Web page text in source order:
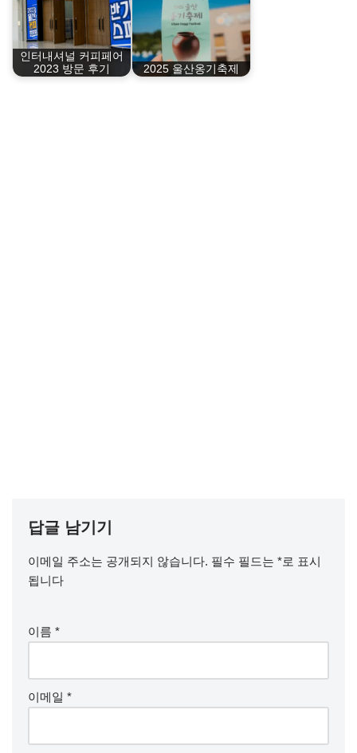
인터내셔널 커피페어
2023 방문 후기
2025 울산옹기축제
답글 남기기
이메일 주소는 공개되지 않습니다. 필수 필드는 *로 표시
됩니다
이름 *
이메일 *